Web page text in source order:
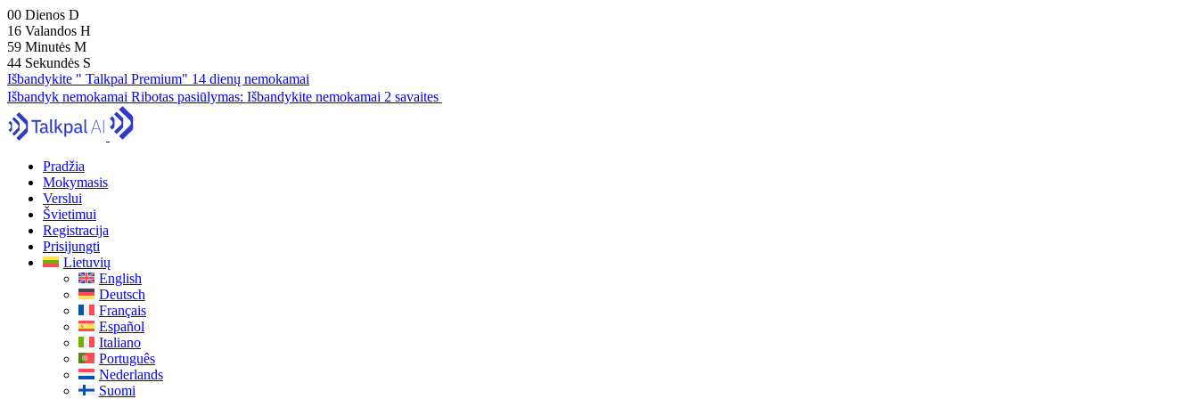
00 Dienos D
16 Valandos H
59 Minutės M
42 Sekundės S
Išbandykite " Talkpal Premium" 14 dienų nemokamai
Išbandyk nemokamai Ribotas pasiūlymas: Išbandykite nemokamai 2 savaites
Pradžia
Mokymasis
Verslui
Švietimui
Registracija
Prisijungti
Lietuvių
English
Deutsch
Français
Español
Italiano
Português
Nederlands
Suomi